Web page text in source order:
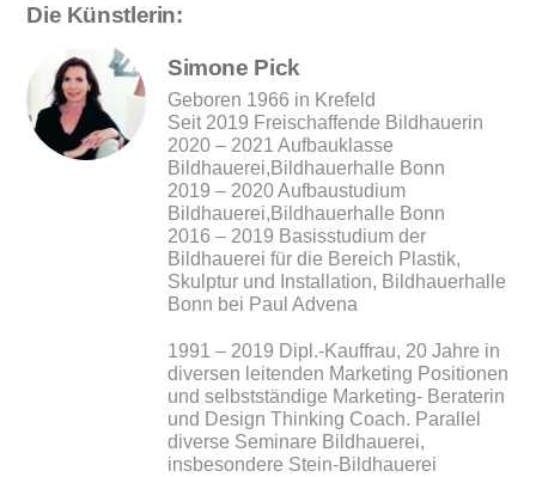
Die Künstlerin:
Simone Pick
Geboren 1966 in Krefeld
Seit 2019 Freischaffende Bildhauerin
2020 – 2021 Aufbauklasse
Bildhauerei,Bildhauerhalle Bonn
2019 – 2020 Aufbaustudium
Bildhauerei,Bildhauerhalle Bonn
2016 – 2019 Basisstudium der
Bildhauerei für die Bereich Plastik,
Skulptur und Installation, Bildhauerhalle
Bonn bei Paul Advena
1991 – 2019 Dipl.-Kauffrau, 20 Jahre in
diversen leitenden Marketing Positionen
und selbstständige Marketing- Beraterin
und Design Thinking Coach. Parallel
diverse Seminare Bildhauerei,
insbesondere Stein-Bildhauerei